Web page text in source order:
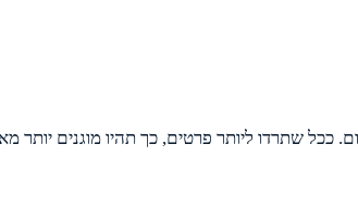
ככל שתרדו ליותר פרטים, כך תהיו מוגנים יותר